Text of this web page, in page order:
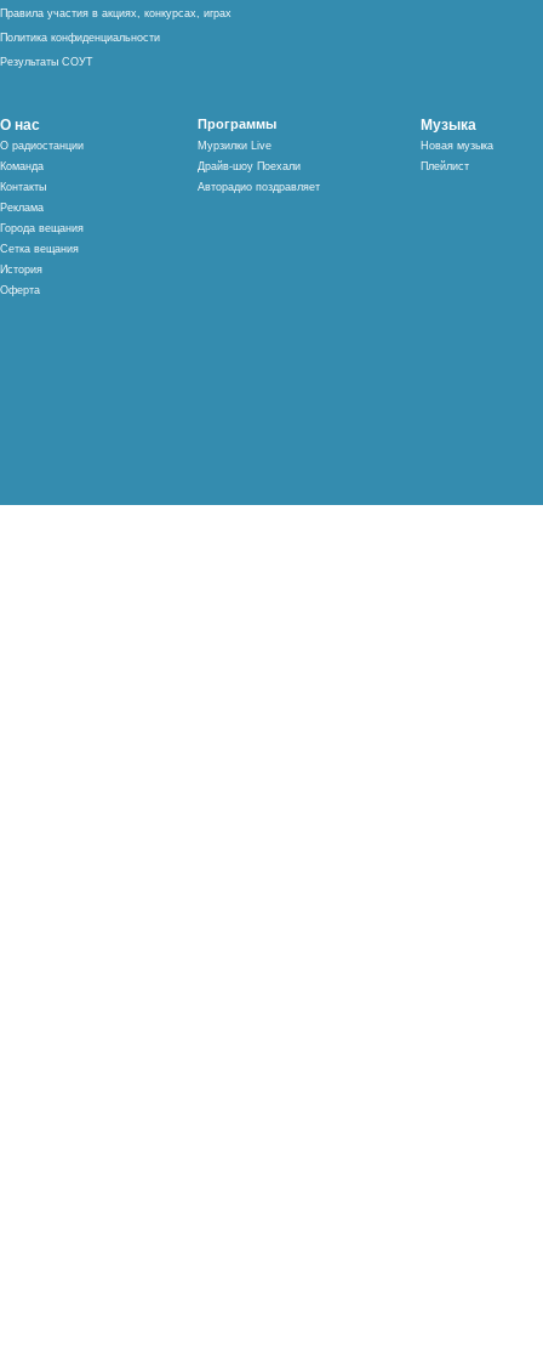
Правила участия в акциях, конкурсах, играх
Политика конфиденциальности
Результаты СОУТ
О нас
О радиостанции
Команда
Контакты
Реклама
Города вещания
Сетка вещания
История
Оферта
Программы
Мурзилки Live
Драйв-шоу Поехали
Авторадио поздравляет
Музыка
Новая музыка
Плейлист